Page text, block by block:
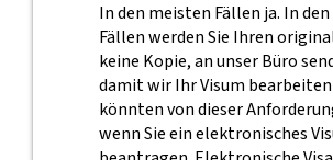
In den meisten Fällen ja. In
Fällen werden Sie Ihren
keine Kopie, an unser Büro
damit wir Ihr Visum
könnten von dieser
wenn Sie ein elektronisches